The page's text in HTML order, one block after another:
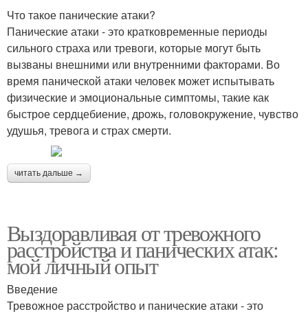
Что такое панические атаки?
Панические атаки - это кратковременные периоды
сильного страха или тревоги, которые могут быть
вызваны внешними или внутренними факторами. Во
время панической атаки человек может испытывать
физические и эмоциональные симптомы, такие как
быстрое сердцебиение, дрожь, головокружение, чувство
удушья, тревога и страх смерти.
читать дальше →
Выздоравливая от тревожного
расстройства и панических атак:
мой личный опыт
Введение
Тревожное расстройство и панические атаки - это